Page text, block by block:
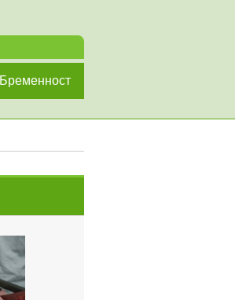
Бременност